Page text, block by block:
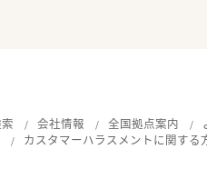
会社情報 全国拠点案内
カスタマーハラスメントに関する